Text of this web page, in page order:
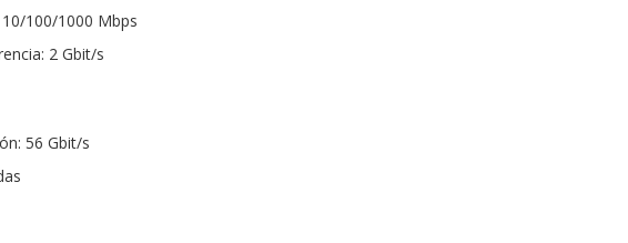
100/1000 Mbps
2 Gbit/s
56 Gbit/s